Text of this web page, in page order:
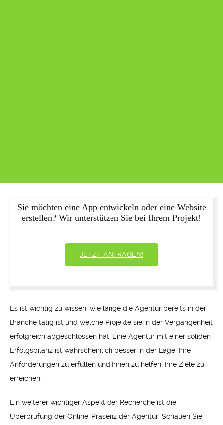
Sie möchten eine App entwickeln oder eine Website
erstellen? Wir unterstützen Sie bei Ihrem Projekt!
JETZT ANFRAGEN!
Es ist wichtig zu wissen, wie lange die Agentur bereits in der
Branche tätig ist und welche Projekte sie in der Vergangenheit
erfolgreich abgeschlossen hat. Eine Agentur mit einer soliden
Erfolgsbilanz ist wahrscheinlich besser in der Lage, Ihre
Anforderungen zu erfüllen und Ihnen zu helfen, Ihre Ziele zu
erreichen.
Ein weiterer wichtiger Aspekt der Recherche ist die
Überprüfung der Online-Präsenz der Agentur. Schauen Sie